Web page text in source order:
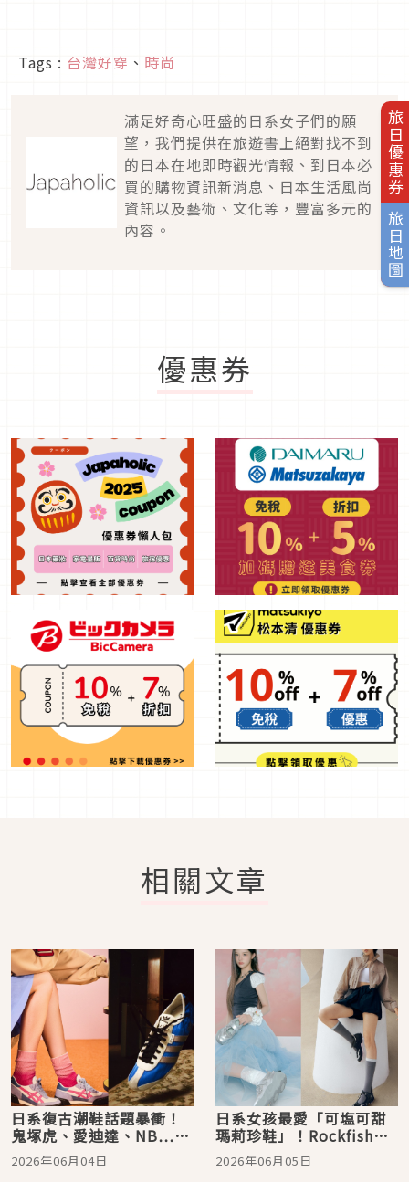
旅日優惠券
旅日地圖
Tags : 台灣好穿 、 時尚
滿足好奇心旺盛的日系女子們的願
望，我們提供在旅遊書上絕對找不到
的日本在地即時觀光情報、到日本必
買的購物資訊新消息、日本生活風尚
資訊以及藝術、文化等，豐富多元的
內容。
優惠券
相關文章
日系復古潮鞋話題暴衝！
鬼塚虎、愛迪達、NB…這
雙麂皮拼接＋芭蕾元素，
根本東京街拍指定款
2026年06月04日
日系女孩最愛「可塩可甜
瑪莉珍鞋」！Rockfish厚
底設計腿長+10公分、這
雙爆紅洗版日韓社群
2026年06月05日